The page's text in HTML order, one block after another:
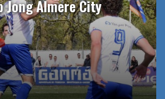
Jong Almere City